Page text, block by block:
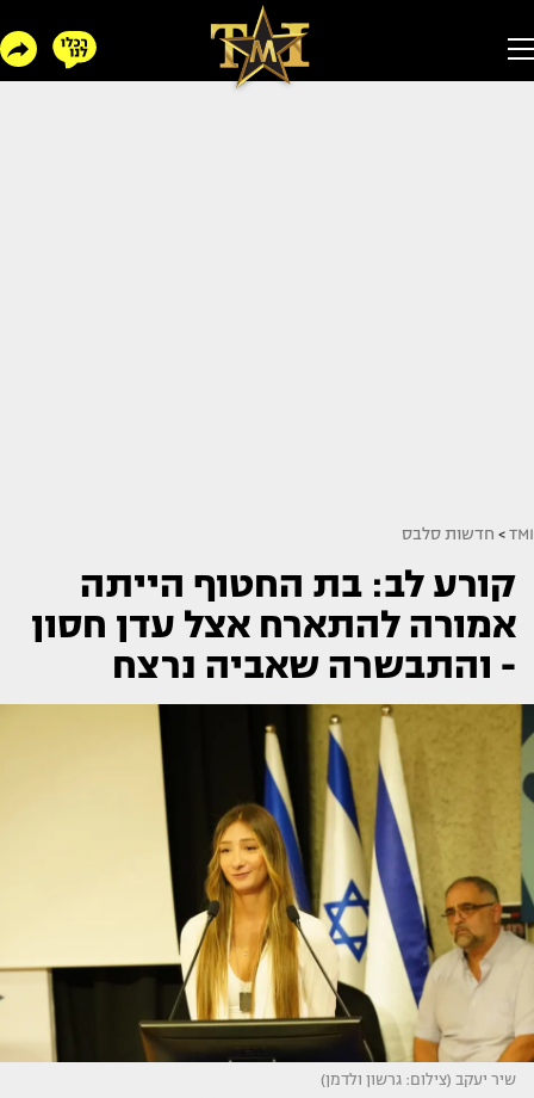
TMI
> חדשות סלבס
קורע לב: בת החטוף הייתה
אמורה להתארח אצל עדן חסון
- והתבשרה שאביה נרצח
שיר יעקב (צילום: גרשון ולדמן)